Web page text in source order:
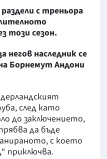
с треньора
този сезон.
негов наследник се
Борнемут Андони
след като
до заключението,
да бъде
с което
приключва.